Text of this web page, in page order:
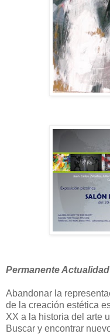
Permanente Actualidad
Abandonar la
de la creación estética
XX a la historia del arte
Buscar y encontrar